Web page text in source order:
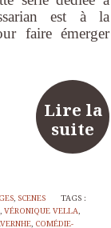
est à la
faire émerger
Lire la
suite
, SCENES
TAGS :
, VÉRONIQUE VELLA,
, COMÉDIE-